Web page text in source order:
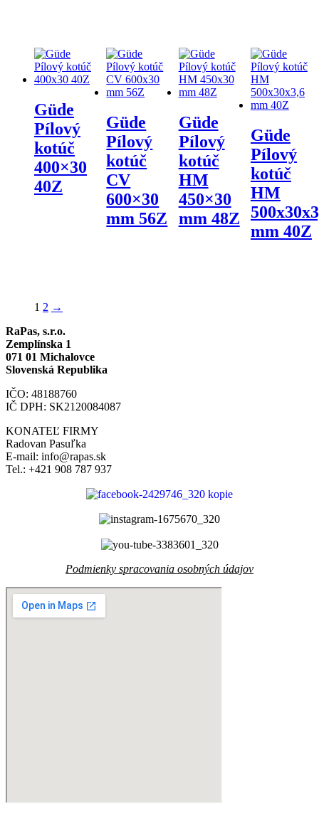
Güde
Pílový
kotúč
400×30
40Z
Güde
Pílový
kotúč
CV
600×30
mm 56Z
Güde
Pílový
kotúč
HM
450×30
mm 48Z
Güde
Pílový
kotúč
HM
mm 40Z
1 2 →
RaPas, s.r.o.
Zemplínska 1
071 01 Michalovce
Slovenská Republika
IČO: 48188760
IČ DPH: SK2120084087
KONATEĽ FIRMY
Radovan Pasuľka
E-mail: info@rapas.sk
Tel.: +421 908 787 937
Podmienky spracovania osobných údajov